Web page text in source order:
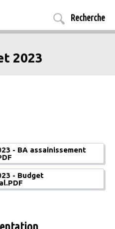
Recherche
2023
- BA assainissement
- Budget